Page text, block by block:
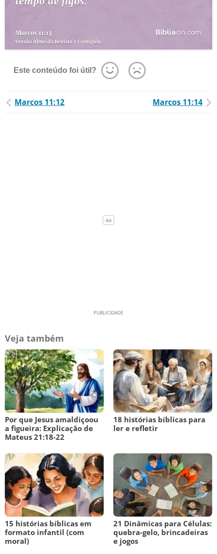
Este conteúdo foi útil?
Marcos 11:12 Marcos 11:14
Veja também
Por que Jesus amaldiçoou
a figueira: Explicação de
Mateus 21:18-22
18 histórias bíblicas para
ler e refletir
15 histórias bíblicas em
formato infantil (com
moral)
21 Dinâmicas para Células:
quebra-gelo, brincadeiras
e jogos